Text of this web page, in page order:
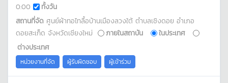
0:00
ทั้งวัน
สถานที่จัด ศูนย์ผ้าทอไทลื้อบ้านเมืองลวงใต้ ตำบลเชิงดอย อำเภอ
ดอยสะเก็ด จังหวัดเชียงใหม่
ภายในสถาบัน
ในประเทศ
ต่างประเทศ
หน่วยงานที่จัด ผู้รับผิดชอบ ผู้เข้าร่วม